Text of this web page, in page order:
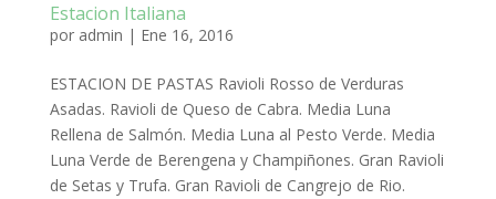
Estacion Italiana
por admin | Ene 16, 2016
ESTACION DE PASTAS Ravioli Rosso de Verduras
Asadas. Ravioli de Queso de Cabra. Media Luna
Rellena de Salmón. Media Luna al Pesto Verde. Media
Luna Verde de Berengena y Champiñones. Gran Ravioli
de Setas y Trufa. Gran Ravioli de Cangrejo de Rio.